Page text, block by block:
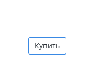
Купить